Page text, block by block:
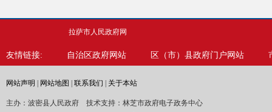
拉萨市人民政府网
友情链接: 自治区政府网站 区（市）县政府门户网站
网站声明 网站地图 联系我们 关于本站
主办：波密县人民政府 技术支持：林芝市政府电子政务中心